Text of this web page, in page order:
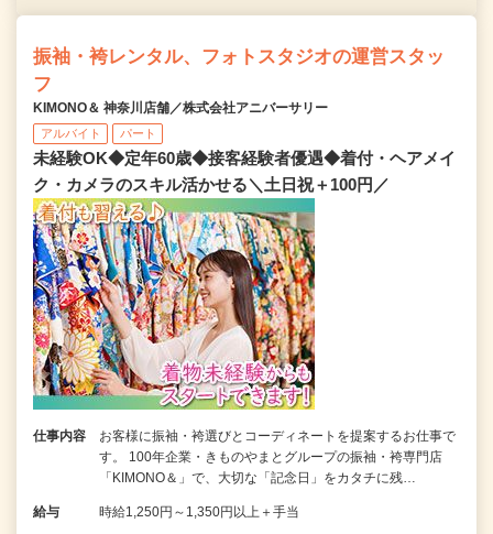
振袖・袴レンタル、フォトスタジオの運営スタッ
フ
KIMONO＆ 神奈川店舗／株式会社アニバーサリー
アルバイト パート
未経験OK◆定年60歳◆接客経験者優遇◆着付・ヘアメイ
ク・カメラのスキル活かせる＼土日祝＋100円／
仕事内容
お客様に振袖・袴選びとコーディネートを提案するお仕事で
す。 100年企業・きものやまとグループの振袖・袴専門店
「KIMONO＆」で、大切な「記念日」をカタチに残…
給与 時給1,250円～1,350円以上＋手当